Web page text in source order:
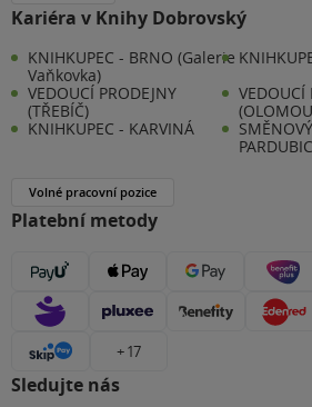
Kariéra v Knihy Dobrovský
KNIHKUPEC - BRNO (Galerie
Vaňkovka)
VEDOUCÍ PRODEJNY
(TŘEBÍČ)
VEDOUCÍ
KNIHKUPEC - KARVINÁ
Volné pracovní pozice
Platební metody
+ 17
Sledujte nás